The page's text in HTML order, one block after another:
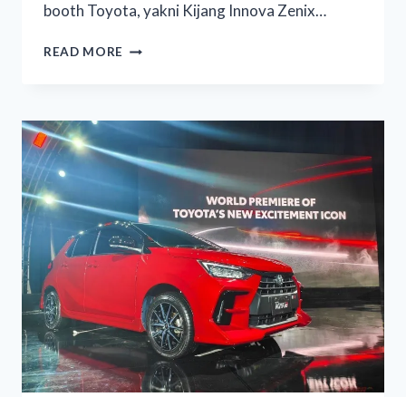
booth Toyota, yakni Kijang Innova Zenix…
READ MORE